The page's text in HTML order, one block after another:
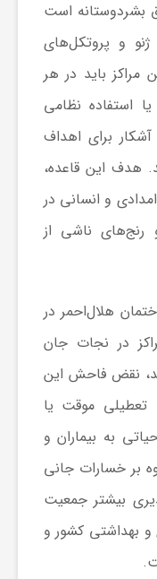
بشردوستانه است
چهارم ژنو و پروتکل‌های
باید در هر
استفاده نظامی
برای اهداف
هدف این قاعده،
و انسانی در
ناشی از
هلال‌احمر در
در نجات جان
نقض فاحش این
موقت یا
به بیماران و
بر خسارات جانی
بیشتر جمعیت
بهداشتی کشور و